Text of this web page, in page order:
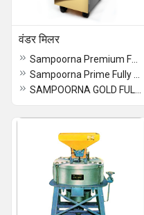
वंडर मिलर